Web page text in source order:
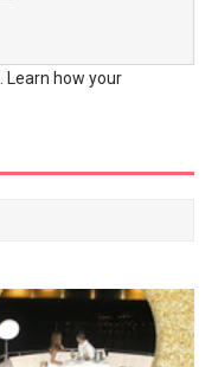
Learn how your